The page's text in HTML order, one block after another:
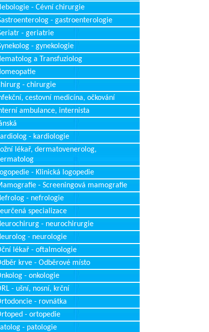
- Cévní chirurgie
- gastroenterologie
- geriatrie
- gynekologie
a Transfuziolog
- chirurgie
cestovní medicína, očkování
ambulance, internista
- kardiologie
lékař, dermatovenerolog,
- Klinická logopedie
- Screeningová mamografie
- nefrologie
specializace
- neurochirurgie
- neurologie
lékař - oftalmologie
krve - Odběrové místo
- onkologie
- ušní, nosní, krční
- rovnátka
- ortopedie
- patologie